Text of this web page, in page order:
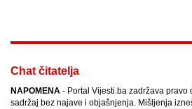
Chat čitatelja
NAPOMENA - Portal Vijesti.ba zadržava pravo
sadržaj bez najave i objašnjenja. Mišljenja